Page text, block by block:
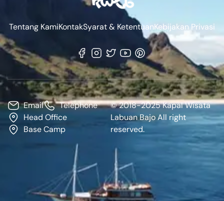
Tentang KamiKontakSyarat & KetentuanKebijakan Privasi
Email
Telephone
Head Office
Base Camp
© 2018-2025 Kapal Wisata
Labuan Bajo All right
reserved.